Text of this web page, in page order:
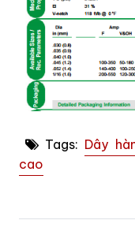
Tags: Dây
cao